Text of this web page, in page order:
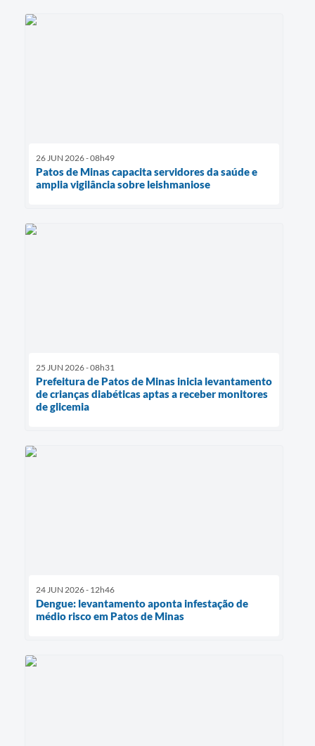
26 JUN 2026 - 08h49
Patos de Minas capacita servidores da saúde e
amplia vigilância sobre leishmaniose
25 JUN 2026 - 08h31
Prefeitura de Patos de Minas inicia levantamento
de crianças diabéticas aptas a receber monitores
de glicemia
24 JUN 2026 - 12h46
Dengue: levantamento aponta infestação de
médio risco em Patos de Minas